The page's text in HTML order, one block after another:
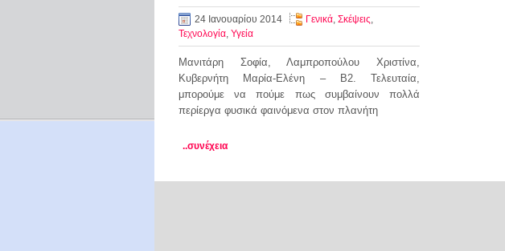
24 Ιανουαρίου 2014 Γενικά, Σκέψεις,
Τεχνολογία, Υγεία
Μανιτάρη Σοφία, Λαμπροπούλου Χριστίνα,
Κυβερνήτη Μαρία-Ελένη – Β2. Τελευταία,
μπορούμε να πούμε πως συμβαίνουν πολλά
περίεργα φυσικά φαινόμενα στον πλανήτη
..συνέχεια